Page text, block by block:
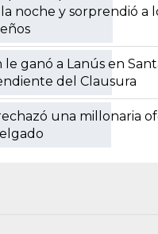
noche y sorprendió a
le ganó a Lanús en
del Clausura
una millonaria